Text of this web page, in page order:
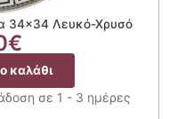
34×34 Λευκό-Χρυσό
€
καλάθι
σε 1 - 3 ημέρες